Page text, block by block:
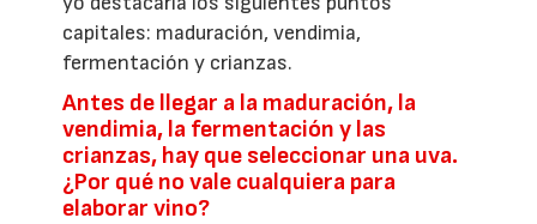
capitales: maduración, vendimia,
fermentación y crianzas.
Antes de llegar a la maduración, la
vendimia, la fermentación y las
crianzas, hay que seleccionar una uva.
¿Por qué no vale cualquiera para
elaborar vino?